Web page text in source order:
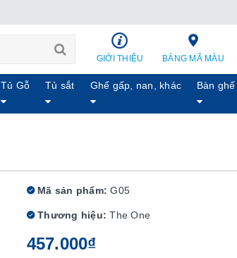
GIỚI THIỆU BẢNG MÃ MÀU
Tủ Gỗ Tủ sắt Ghế gấp, nan, khác Bàn
Mã sản phẩm: G05
Thương hiệu: The One
457.000₫